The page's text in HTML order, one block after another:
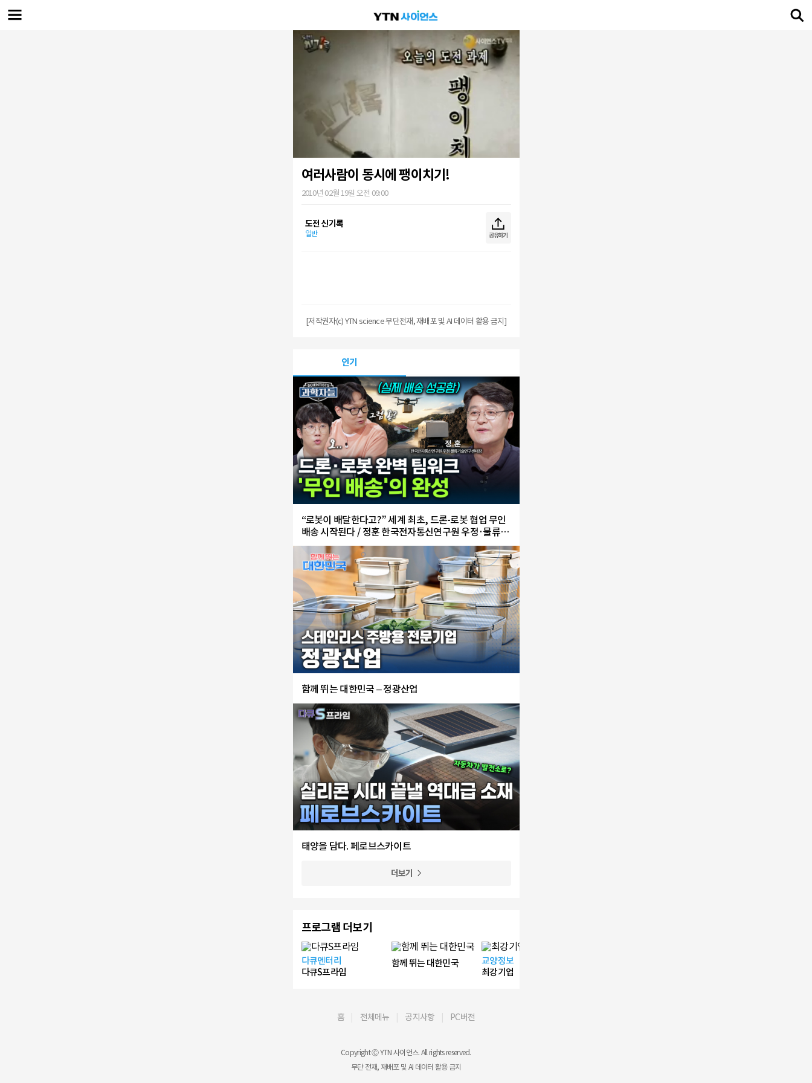
여러사람이 동시에 팽이치기!
2010년 02월 19일 오전 09:00
도전 신기록
일반 공유하기
[저작권자(c) YTN science 무단전재, 재배포 및 AI 데이터 활용 금지]
인기
“로봇이 배달한다고?” 세계 최초, 드론-로봇 협업 무인
배송 시작된다 / 정훈 한국전자통신연구원 우정·물류기
술연구센터장
함께 뛰는 대한민국 – 정광산업
태양을 담다. 페로브스카이트
더보기
프로그램 더보기
다큐멘터리
다큐S프라임
함께 뛰는 대한민국
교양정보
최강기업
홈 전체메뉴 공지사항 PC버전
Copyright Ⓒ YTN 사이언스. All rights reserved.
무단 전재, 재배포 및 AI 데이터 활용 금지